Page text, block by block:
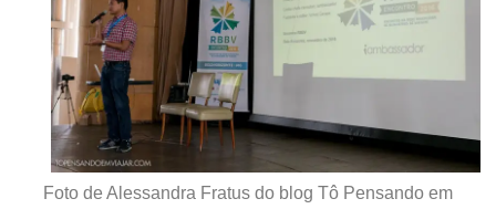
Foto de Alessandra Fratus do blog Tô Pensando em